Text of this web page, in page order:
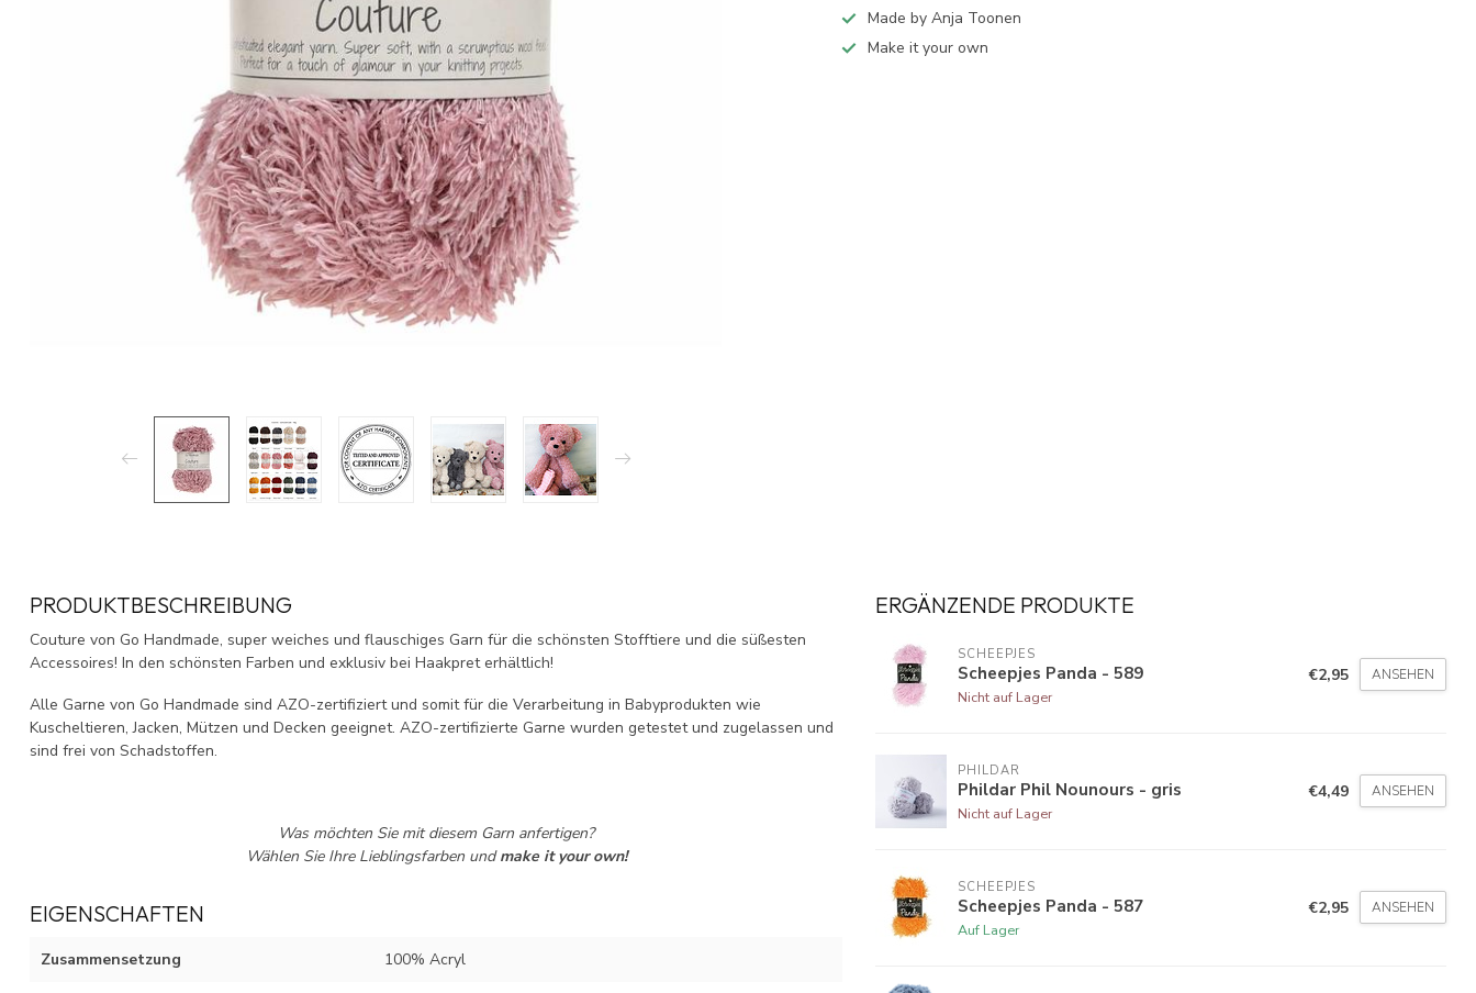
Made by Anja Toonen
Make it your own
PRODUKTBESCHREIBUNG
Couture von Go Handmade, super weiches und flauschiges Garn für die schönsten Stofftiere und die süßesten
Accessoires! In den schönsten Farben und exklusiv bei Haakpret erhältlich!
Alle Garne von Go Handmade sind AZO-zertifiziert und somit für die Verarbeitung in Babyprodukten wie
Kuscheltieren, Jacken, Mützen und Decken geeignet. AZO-zertifizierte Garne wurden getestet und zugelassen und
sind frei von Schadstoffen.
Was möchten Sie mit diesem Garn anfertigen?
Wählen Sie Ihre Lieblingsfarben und make it your own!
EIGENSCHAFTEN
Zusammensetzung 100% Acryl
ERGÄNZENDE PRODUKTE
SCHEEPJES
Scheepjes Panda - 589
Nicht auf Lager
€2,95 ANSEHEN
PHILDAR
Phildar Phil Nounours - gris
Nicht auf Lager
€4,49 ANSEHEN
SCHEEPJES
Scheepjes Panda - 587
Auf Lager
€2,95 ANSEHEN